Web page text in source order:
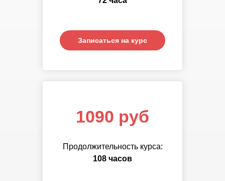
Записаться на курс
Записаться на курс
Продолжительность курса:
108 часов
1090 руб